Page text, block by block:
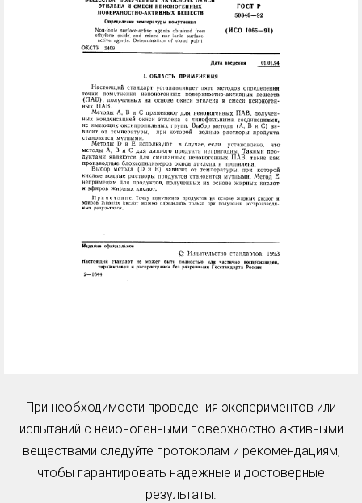
При необходимости проведения экспериментов или
испытаний с неионогенными поверхностно-активными
веществами следуйте протоколам и рекомендациям,
чтобы гарантировать надежные и достоверные
результаты.